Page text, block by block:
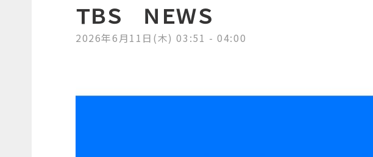
ＴＢＳ ＮＥＷＳ
2026年6月11日(木) 03:51 - 04:00